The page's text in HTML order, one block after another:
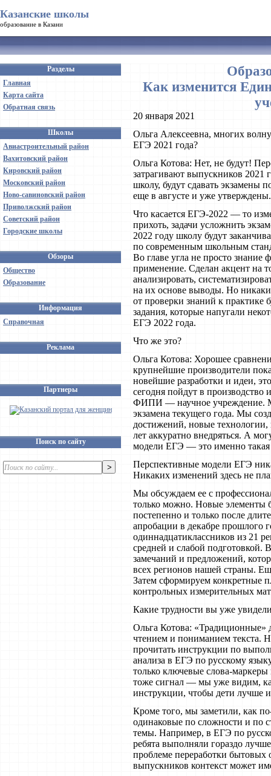
Казанские школы
образование в Казани
Разделы
Главная
Карта сайта
Обратная связь
Школы
Авиастроительный район
Вахитовский район
Кировский район
Московский район
Ново-савиновский район
Приволжский район
Советский район
Городские школы
Обзоры
Общество
Образование
Информация
Справочная
Реклама
Партнеры
Поиск по сайту
Как изменится
20 января 2021
Ольга Алексеевна, многих
ЕГЭ 2021 года?
Ольга Котова: Нет, не будут!
затрагивают выпускников 2021
школу, будут сдавать экзамены
еще в августе и уже
Что касается ЕГЭ-2022 — то
прихоть, задачи усложнить
2022 году школу будут
по современным школьным
Во главе угла не просто знание
применение. Сделан акцент на
анализировать,
на их основе выводы. Но
от проверки знаний к практике
задания, которые напугали
ЕГЭ 2022 года.
Что же это?
Ольга Котова: Хорошее
крупнейшие производители
новейшие разработки и идеи,
сегодня пойдут в производство
ФИПИ — научное учреждение.
экзамена текущего года. Мы
достижений, новые технологии,
лет аккуратно внедряться. А
модели ЕГЭ — это именно такая
Перспективные модели ЕГЭ
Никаких изменений здесь не
Мы обсуждаем ее с
только можно. Новые элементы
постепенно и только после
апробации в декабре прошлого
одиннадцатиклассников из 21
средней и слабой подготовкой.
замечаний и предложений,
всех регионов нашей страны.
Затем сформируем конкретные
контрольных измерительных
Какие трудности вы уже
Ольга Котова:
чтением и пониманием текста.
прочитать инструкции по
анализа в ЕГЭ по русскому
только ключевые слова-
тоже сигнал — мы уже видим,
инструкции, чтобы дети лучше
Кроме того, мы заметили, как
одинаковые по сложности и по
темы. Например, в ЕГЭ по
ребята выполняли гораздо
проблеме переработки бытовых
выпускников контекст может